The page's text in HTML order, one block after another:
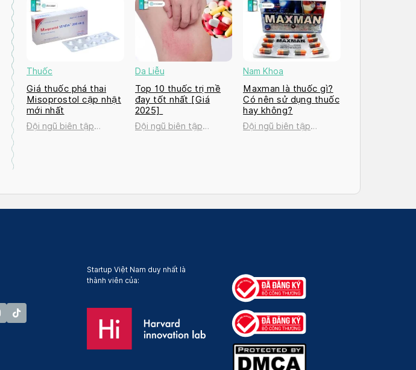
Thuốc
Giá thuốc phá thai
Misoprostol cập nhật
mới nhất
Đội ngũ biên tập
Da Liễu
Top 10 thuốc trị mề
đay tốt nhất [Giá
2025]
Đội ngũ biên tập
Nam Khoa
Maxman là thuốc gì?
Có nên sử dụng thuốc
hay không?
Đội ngũ biên tập
Startup Việt Nam duy nhất là
thành viên của: